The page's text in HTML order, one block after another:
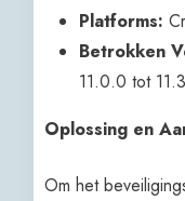
Platforms:
Betrokken
11.0.0 tot
Oplossing en
Om het